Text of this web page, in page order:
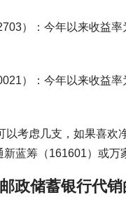
）：今年以来收益
）：今年以来收益
以考虑几支，如果喜欢
新蓝筹（161601）或
政储蓄银行代